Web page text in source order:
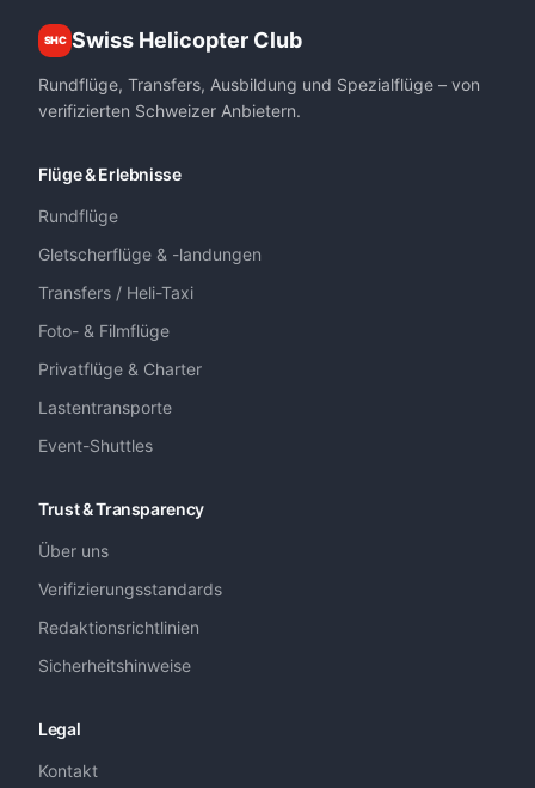
SHC Swiss Helicopter Club
Rundflüge, Transfers, Ausbildung und Spezialflüge – von
verifizierten Schweizer Anbietern.
Flüge & Erlebnisse
Rundflüge
Gletscherflüge & -landungen
Transfers / Heli-Taxi
Foto- & Filmflüge
Privatflüge & Charter
Lastentransporte
Event-Shuttles
Trust & Transparency
Über uns
Verifizierungsstandards
Redaktionsrichtlinien
Sicherheitshinweise
Legal
Kontakt